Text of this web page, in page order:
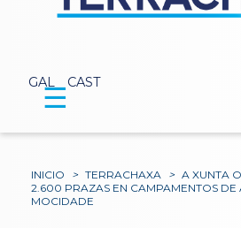
GAL CAST
☰
INICIO > TERRACHAXA > A XUNTA
2.600 PRAZAS EN CAMPAMENTOS DE
MOCIDADE